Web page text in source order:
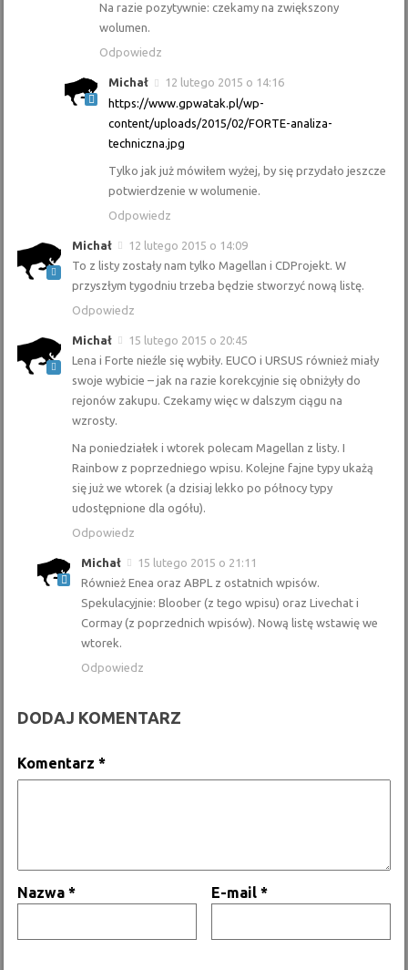
Na razie pozytywnie: czekamy na zwiększony
wolumen.
Odpowiedz
Michał
12 lutego 2015 o 14:16
https://www.gpwatak.pl/wp-
content/uploads/2015/02/FORTE-analiza-
techniczna.jpg
Tylko jak już mówiłem wyżej, by się przydało jeszcze
potwierdzenie w wolumenie.
Odpowiedz
Michał
12 lutego 2015 o 14:09
To z listy zostały nam tylko Magellan i CDProjekt. W
przyszłym tygodniu trzeba będzie stworzyć nową listę.
Odpowiedz
Michał
15 lutego 2015 o 20:45
Lena i Forte nieźle się wybiły. EUCO i URSUS również miały
swoje wybicie – jak na razie korekcyjnie się obniżyły do
rejonów zakupu. Czekamy więc w dalszym ciągu na
wzrosty.
Na poniedziałek i wtorek polecam Magellan z listy. I
Rainbow z poprzedniego wpisu. Kolejne fajne typy ukażą
się już we wtorek (a dzisiaj lekko po północy typy
udostępnione dla ogółu).
Odpowiedz
Michał
15 lutego 2015 o 21:11
Również Enea oraz ABPL z ostatnich wpisów.
Spekulacyjnie: Bloober (z tego wpisu) oraz Livechat i
Cormay (z poprzednich wpisów). Nową listę wstawię we
wtorek.
Odpowiedz
DODAJ KOMENTARZ
Komentarz*
Nazwa* E-mail*